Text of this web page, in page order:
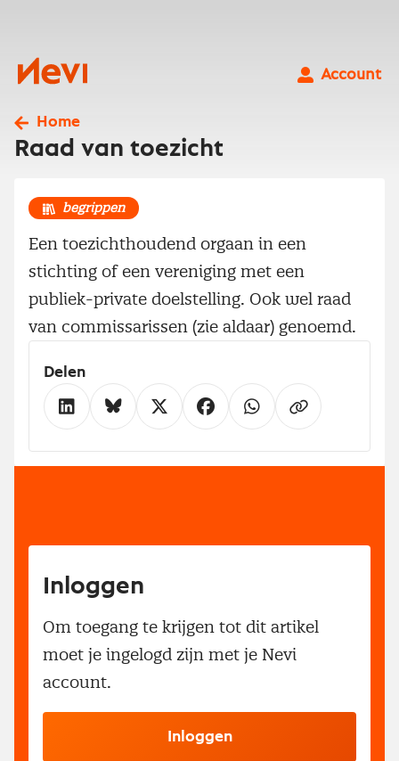
Nevi
Account
Home
Raad van toezicht
begrippen
Een toezichthoudend orgaan in een
stichting of een vereniging met een
publiek-private doelstelling. Ook wel raad
van commissarissen (zie aldaar) genoemd.
Delen
Inloggen
Om toegang te krijgen tot dit artikel
moet je ingelogd zijn met je Nevi
account.
Inloggen